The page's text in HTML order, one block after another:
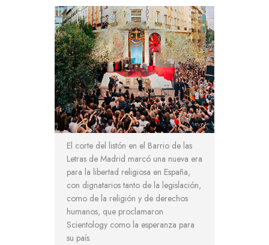
El corte del listón en el Barrio de las
Letras de Madrid marcó una nueva era
para la libertad religiosa en España,
con dignatarios tanto de la legislación,
como de la religión y de derechos
humanos, que proclamaron
Scientology como la esperanza para
su país.